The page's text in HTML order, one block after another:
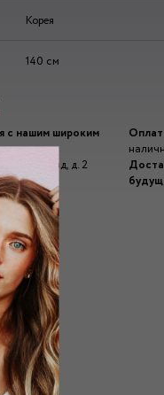
Корея
140 см
с нашим широким
проезд, д. 2